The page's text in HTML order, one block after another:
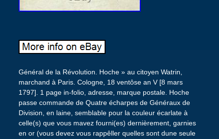
Général de la Révolution. Hoche » au citoyen Watrin,
marchand à Paris. Cologne, 18 ventôse an V [8 mars
1797]. 1 page in-folio, adresse, marque postale. Hoche
passe commande de Quatre écharpes de Généraux de
Division, en laine, semblable pour la couleur écarlate à
celle(s) que vous mavez fourni(es) dernièrement, garnies
en or (vous devez vous rappêller quelles sont dune seule